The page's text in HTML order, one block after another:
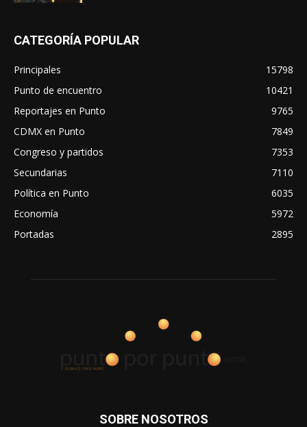
CATEGORÍA POPULAR
Principales
15798
Punto de encuentro
10421
Reportajes en Punto
9765
CDMX en Punto
7849
Congreso y partidos
7353
Secundarias
7110
Política en Punto
6035
Economía
5972
Portadas
2895
SOBRE NOSOTROS